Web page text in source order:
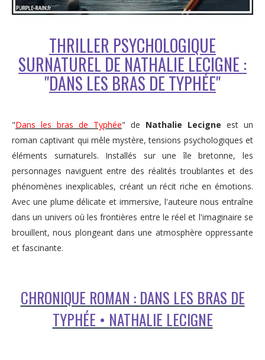
THRILLER PSYCHOLOGIQUE
SURNATUREL DE NATHALIE LECIGNE :
"DANS LES BRAS DE TYPHÉE"
"Dans les bras de Typhée" de Nathalie Lecigne est un
roman captivant qui mêle mystère, tensions psychologiques et
éléments surnaturels. Installés sur une île bretonne, les
personnages naviguent entre des réalités troublantes et des
phénomènes inexplicables, créant un récit riche en émotions.
Avec une plume délicate et immersive, l'auteure nous entraîne
dans un univers où les frontières entre le réel et l'imaginaire se
brouillent, nous plongeant dans une atmosphère oppressante
et fascinante.
CHRONIQUE ROMAN : DANS LES BRAS DE
TYPHÉE • NATHALIE LECIGNE